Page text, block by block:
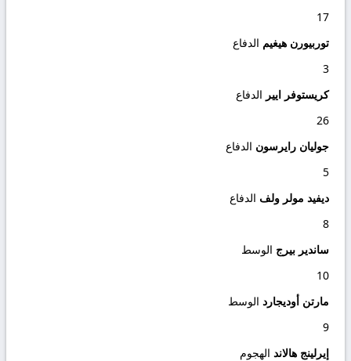
17
توربيورن هيغيم الدفاع
3
كريستوفر ايير الدفاع
26
جوليان رايرسون الدفاع
5
ديفيد مولر ولف الدفاع
8
ساندير بيرج الوسط
10
مارتن أوديجارد الوسط
9
إيرلينج هالاند الهجوم